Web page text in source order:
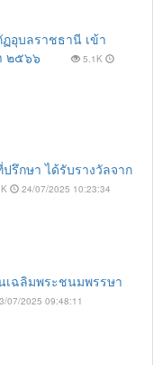
อุบลราชธานี เข้า
๒๕๖๖
5.1K
รึกษา ได้รับรางวัลจาก
24/07/2025 10:23:34
เฉลิมพระชนมพรรษา
07/2025 09:48:11